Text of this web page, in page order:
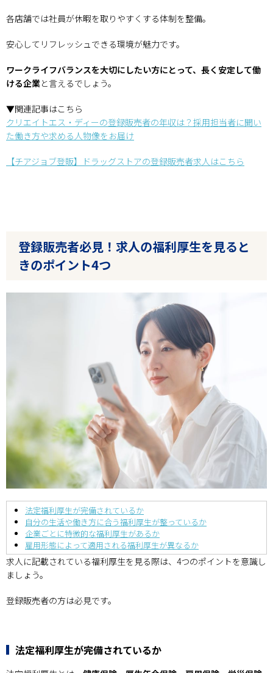
各店舗では社員が休暇を取りやすくする体制を整備。
安心してリフレッシュできる環境が魅力です。
ワークライフバランスを大切にしたい方にとって、長く安定して働
ける企業と言えるでしょう。
▼関連記事はこちら
クリエイトエス・ディーの登録販売者の年収は？採用担当者に聞い
た働き方や求める人物像をお届け
【チアジョブ登販】ドラッグストアの登録販売者求人はこちら
登録販売者必見！求人の福利厚生を見ると
きのポイント4つ
法定福利厚生が完備されているか
自分の生活や働き方に合う福利厚生が整っているか
企業ごとに特徴的な福利厚生があるか
雇用形態によって適用される福利厚生が異なるか
求人に記載されている福利厚生を見る際は、4つのポイントを意識し
ましょう。
登録販売者の方は必見です。
法定福利厚生が完備されているか